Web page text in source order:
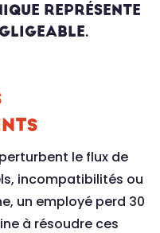
REPRÉSENTE
le flux de
incompatibilités ou
un employé perd 30
à résoudre ces